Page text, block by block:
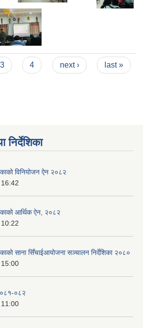
3 4 next › last »
विनियोजन ऐन २०८२
आर्थिक ऐन, २०८२
साना सिँचाईआयोजना सञ्चालन निर्देशिका २०८०
०८२